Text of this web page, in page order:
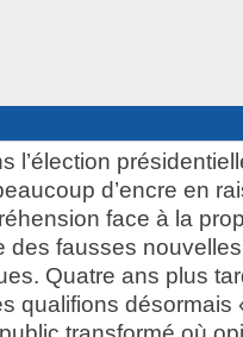
l’élection
d’encre en
face à la
des fausses
Quatre ans plus
qualifions désormais